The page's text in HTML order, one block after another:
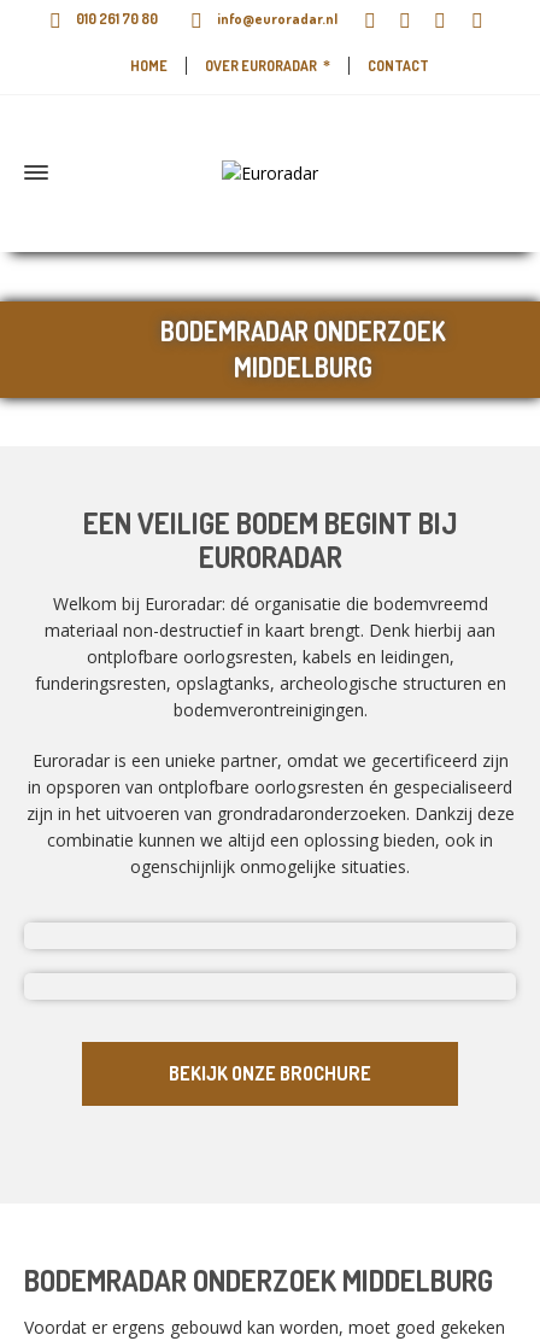
010 261 70 80 info@euroradar.nl
HOME OVER EURORADAR CONTACT
BODEMRADAR ONDERZOEK
MIDDELBURG
EEN VEILIGE BODEM BEGINT BIJ
EURORADAR
Welkom bij Euroradar: dé organisatie die bodemvreemd
materiaal non-destructief in kaart brengt. Denk hierbij aan
ontplofbare oorlogsresten, kabels en leidingen,
funderingsresten, opslagtanks, archeologische structuren en
bodemverontreinigingen.
Euroradar is een unieke partner, omdat we gecertificeerd zijn
in opsporen van ontplofbare oorlogsresten én gespecialiseerd
zijn in het uitvoeren van grondradaronderzoeken. Dankzij deze
combinatie kunnen we altijd een oplossing bieden, ook in
ogenschijnlijk onmogelijke situaties.
BEKIJK ONZE BROCHURE
BODEMRADAR ONDERZOEK MIDDELBURG
Voordat er ergens gebouwd kan worden, moet goed gekeken